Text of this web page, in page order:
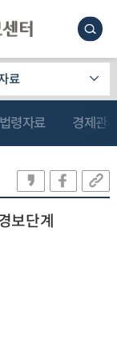
료
법령자료 경제관
보단계